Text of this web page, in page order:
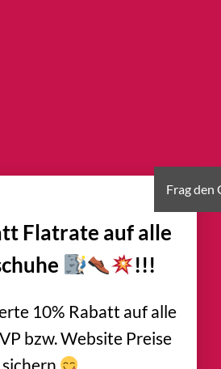
Flatrate auf alle
!!!
10% Rabatt auf alle
bzw. Website Preise
sichern
×